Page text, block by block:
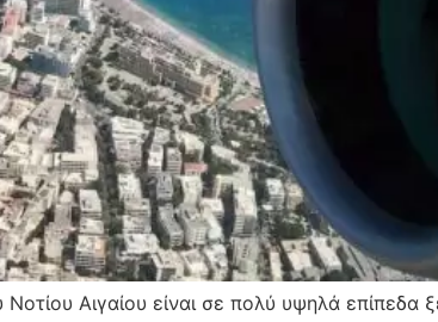
Αιγαίου είναι σε πολύ υψηλά επίπεδα